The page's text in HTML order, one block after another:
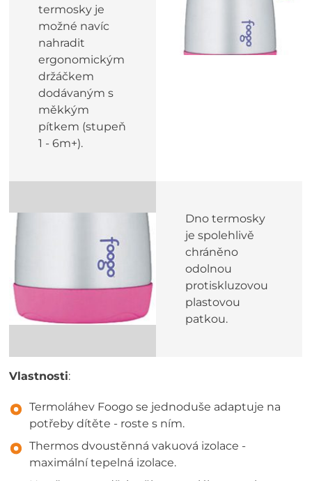
termosky je
možné navíc
nahradit
ergonomickým
držáčkem
dodávaným s
měkkým
pítkem (stupeň
1 - 6m+).
Dno termosky
je spolehlivě
chráněno
odolnou
protiskluzovou
plastovou
patkou.
Vlastnosti:
Termoláhev Foogo se jednoduše adaptuje na
potřeby dítěte - roste s ním.
Thermos dvoustěnná vakuová izolace -
maximální tepelná izolace.